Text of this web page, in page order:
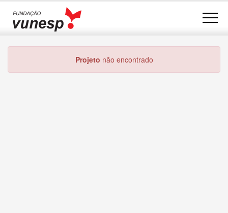
Projeto não encontrado